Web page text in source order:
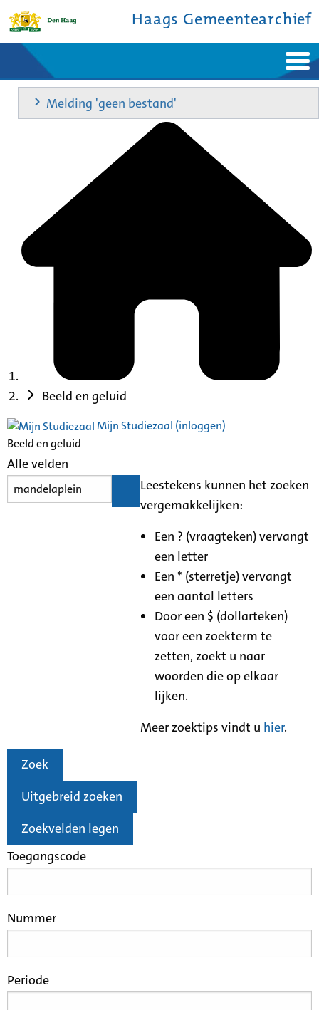
Haags Gemeentearchief
Home
Nieuws
Ontdek de stad
De studiezaal
Bronnen en collecties
Melding 'geen bestand'
Beeld en geluid
Mijn Studiezaal (inloggen)
Beeld en geluid
Alle velden
Leestekens kunnen het zoeken
vergemakkelijken:
Een ? (vraagteken) vervangt
een letter
Een * (sterretje) vervangt
een aantal letters
Door een $ (dollarteken)
voor een zoekterm te
zetten, zoekt u naar
woorden die op elkaar
lijken.
Meer zoektips vindt u hier.
Zoek
Uitgebreid zoeken
Zoekvelden legen
Toegangscode
Nummer
Periode